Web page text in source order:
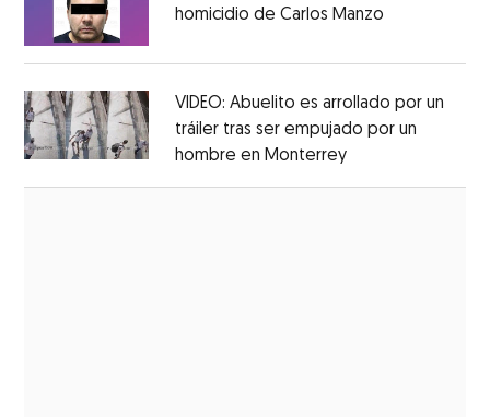
homicidio de Carlos Manzo
VIDEO: Abuelito es arrollado por un
tráiler tras ser empujado por un
hombre en MonterreyOpens in new